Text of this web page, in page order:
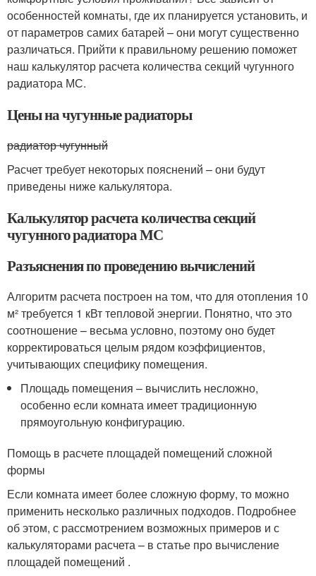
особенностей комнаты, где их планируется установить, и
от параметров самих батарей – они могут существенно
различаться. Прийти к правильному решению поможет
наш калькулятор расчета количества секций чугунного
радиатора МС.
Цены на чугунные радиаторы
радиатор чугунный
Расчет требует некоторых пояснений – они будут
приведены ниже калькулятора.
Калькулятор расчета количества секций
чугунного радиатора МС
Разъяснения по проведению вычислений
Алгоритм расчета построен на том, что для отопления 10
м² требуется 1 кВт тепловой энергии. Понятно, что это
соотношение – весьма условно, поэтому оно будет
корректироваться целым рядом коэффициентов,
учитывающих специфику помещения.
Площадь помещения – вычислить несложно,
особенно если комната имеет традиционную
прямоугольную конфигурацию.
Помощь в расчете площадей помещений сложной
формы
Если комната имеет более сложную форму, то можно
применить несколько различных подходов. Подробнее
об этом, с рассмотрением возможных примеров и с
калькуляторами расчета – в статье про вычисление
площадей помещений .